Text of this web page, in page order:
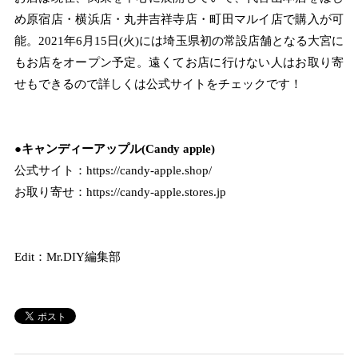
め原宿店・横浜店・丸井吉祥寺店・町田マルイ店で購入が可
能。2021年6月15日(火)には埼玉県初の常設店舗となる大宮に
もお店をオープン予定。遠くてお店に行けない人はお取り寄
せもできるので詳しくは公式サイトをチェックです！
●キャンディーアップル(Candy apple)
公式サイト： https://candy-apple.shop/
お取り寄せ： https://candy-apple.stores.jp
Edit：Mr.DIY編集部